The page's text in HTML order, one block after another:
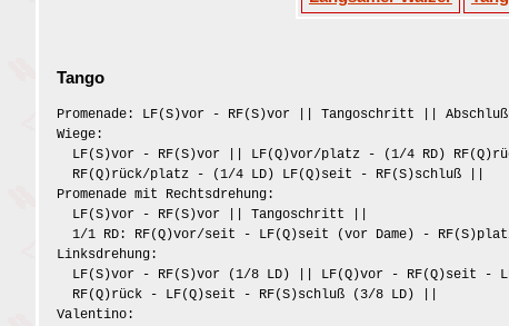
Tango
Promenade: LF(S)vor - RF(S)vor || Tangoschritt ||
Wiege:
LF(S)vor - RF(S)vor || LF(Q)vor/platz - (1/4 RD)
RF(Q)rück/platz - (1/4 LD) LF(Q)seit - RF(S)schluß ||
Promenade mit Rechtsdrehung:
LF(S)vor - RF(S)vor || Tangoschritt ||
1/1 RD: RF(Q)vor/seit - LF(Q)seit (vor Dame) -
Linksdrehung:
LF(S)vor - RF(S)vor (1/8 LD) || LF(Q)vor - RF(Q)seit -
RF(Q)rück - LF(Q)seit - RF(S)schluß (3/8 LD) ||
Valentino: